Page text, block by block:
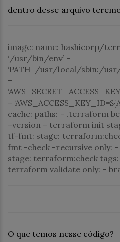
dentro desse arquivo
image: name: hashicorp/
‘/usr/bin/env’ –
‘PATH=/usr/local/sbin:/
–
–
cache: paths: – .terraform
–version – terraform init
tf-fmt: stage:
fmt -check -recursive only: –
stage: terraform:check tags:
terraform validate only: –
O que temos nesse código?